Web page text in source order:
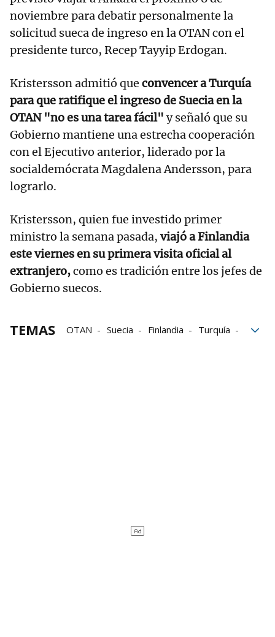
noviembre para debatir personalmente la
solicitud sueca de ingreso en la OTAN con el
presidente turco, Recep Tayyip Erdogan.
Kristersson admitió que convencer a Turquía
para que ratifique el ingreso de Suecia en la
OTAN "no es una tarea fácil" y señaló que su
Gobierno mantiene una estrecha cooperación
con el Ejecutivo anterior, liderado por la
socialdemócrata Magdalena Andersson, para
lograrlo.
Kristersson, quien fue investido primer
ministro la semana pasada, viajó a Finlandia
este viernes en su primera visita oficial al
extranjero,como es tradición entre los jefes de
Gobierno suecos.
TEMAS OTAN Suecia Finlandia
Turquía